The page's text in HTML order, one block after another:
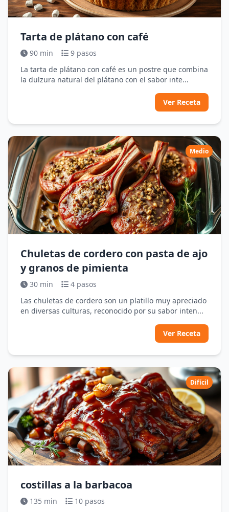
Tarta de plátano con café
90 min
9 pasos
La tarta de plátano con café es un postre que combina
la dulzura natural del plátano con el sabor inte...
Ver Receta
Medio
Chuletas de cordero con pasta de ajo
y granos de pimienta
30 min
4 pasos
Las chuletas de cordero son un platillo muy apreciado
en diversas culturas, reconocido por su sabor inten...
Ver Receta
Difícil
costillas a la barbacoa
135 min
10 pasos